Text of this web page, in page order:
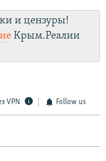
и цензуры!
Крым.Реалии
VPN Follow us